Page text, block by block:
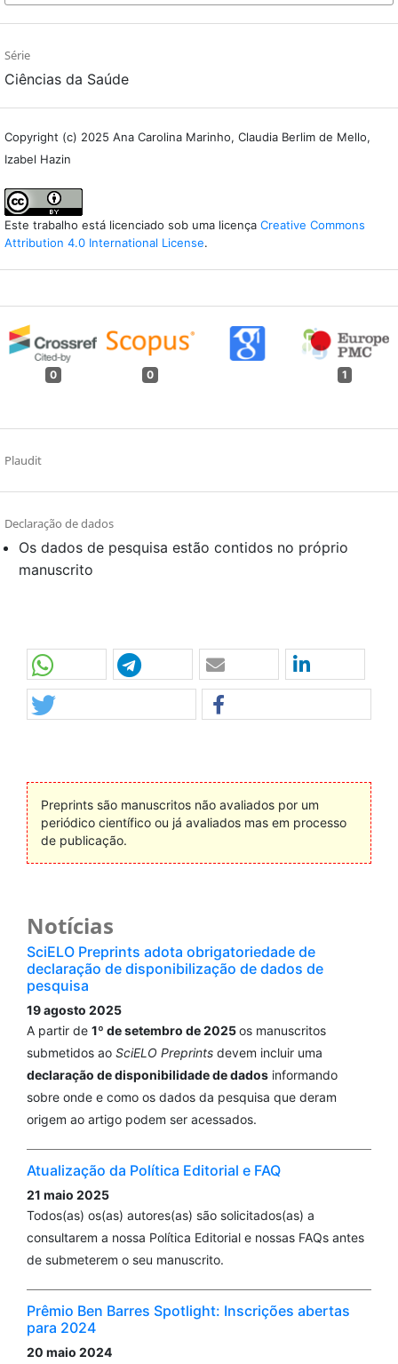
Série
Ciências da Saúde
Copyright (c) 2025 Ana Carolina Marinho, Claudia Berlim de Mello,
Izabel Hazin
Este trabalho está licenciado sob uma licença Creative Commons
Attribution 4.0 International License.
0 0 1
Plaudit
Declaração de dados
Os dados de pesquisa estão contidos no próprio
manuscrito
Preprints são manuscritos não avaliados por um
periódico científico ou já avaliados mas em processo
de publicação.
Notícias
SciELO Preprints adota obrigatoriedade de
declaração de disponibilização de dados de
pesquisa
19 agosto 2025
A partir de 1º de setembro de 2025os manuscritos
submetidos ao SciELO Preprints devem incluir uma
declaração de disponibilidade de dados informando
sobre onde e como os dados da pesquisa que deram
origem ao artigo podem ser acessados.
Atualização da Política Editorial e FAQ
21 maio 2025
Todos(as) os(as) autores(as) são solicitados(as) a
consultarem a nossa Política Editorial e nossas FAQs antes
de submeterem o seu manuscrito.
Prêmio Ben Barres Spotlight: Inscrições abertas
para 2024
20 maio 2024